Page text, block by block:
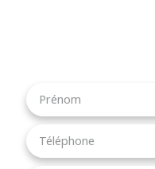
Prénom
Téléphone